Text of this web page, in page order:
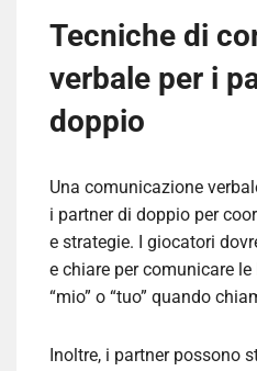
Tecniche di
verbale per i
doppio
Una comunicazione
i partner di doppio per
e strategie. I giocatori
e chiare per comunicare
“mio” o “tuo” quando
Inoltre, i partner possono